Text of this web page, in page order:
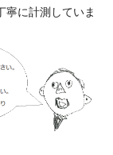
に計測していま